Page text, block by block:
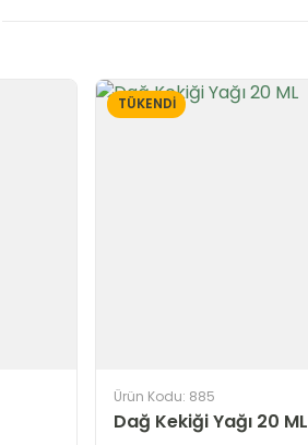
TÜKENDİ
Ürün Kodu: 885
Dağ Kekiği Yağı 20 ML